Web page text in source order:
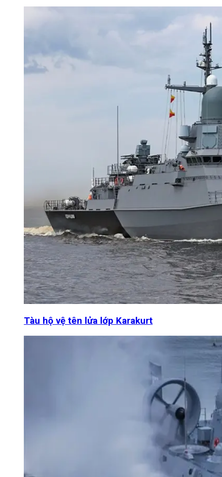
Tàu hộ vệ tên lửa lớp Karakurt